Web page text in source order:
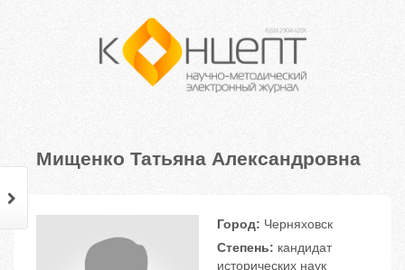
Мищенко Татьяна Александровна
Город: Черняховск
Степень: кандидат
исторических наук